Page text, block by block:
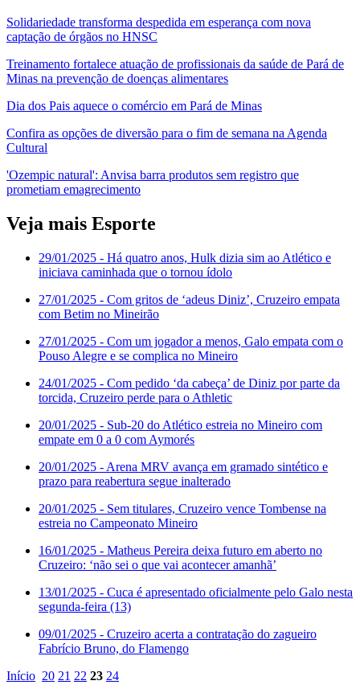
Solidariedade transforma despedida em esperança com nova
captação de órgãos no HNSC
Treinamento fortalece atuação de profissionais da saúde de Pará de
Minas na prevenção de doenças alimentares
Dia dos Pais aquece o comércio em Pará de Minas
Confira as opções de diversão para o fim de semana na Agenda
Cultural
'Ozempic natural': Anvisa barra produtos sem registro que
prometiam emagrecimento
Veja mais Esporte
29/01/2025 - Há quatro anos, Hulk dizia sim ao Atlético e
iniciava caminhada que o tornou ídolo
27/01/2025 - Com gritos de ‘adeus Diniz’, Cruzeiro empata
com Betim no Mineirão
27/01/2025 - Com um jogador a menos, Galo empata com o
Pouso Alegre e se complica no Mineiro
24/01/2025 - Com pedido ‘da cabeça’ de Diniz por parte da
torcida, Cruzeiro perde para o Athletic
20/01/2025 - Sub-20 do Atlético estreia no Mineiro com
empate em 0 a 0 com Aymorés
20/01/2025 - Arena MRV avança em gramado sintético e
prazo para reabertura segue inalterado
20/01/2025 - Sem titulares, Cruzeiro vence Tombense na
estreia no Campeonato Mineiro
16/01/2025 - Matheus Pereira deixa futuro em aberto no
Cruzeiro: ‘não sei o que vai acontecer amanhã’
13/01/2025 - Cuca é apresentado oficialmente pelo Galo nesta
segunda-feira (13)
09/01/2025 - Cruzeiro acerta a contratação do zagueiro
Fabrício Bruno, do Flamengo
Início 20 21 22 23 24